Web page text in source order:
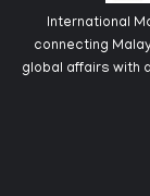
International
connecting
global affairs with